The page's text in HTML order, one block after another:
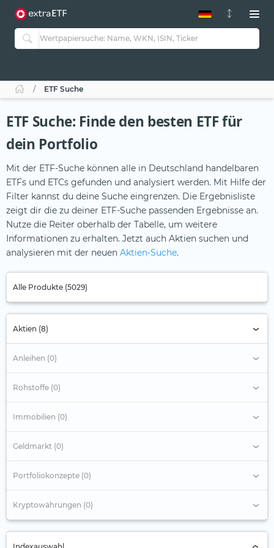
ETF-Guide 2.0
Guide Aktive ETFs
ETF-Sparpläne
ETF Suche
ETF Suche: Finde den besten ETF für
dein Portfolio
Mit der ETF-Suche können alle in Deutschland handelbaren
ETFs und ETCs gefunden und analysiert werden. Mit Hilfe der
Filter kannst du deine Suche eingrenzen. Die Ergebnisliste
zeigt dir die zu deiner ETF-Suche passenden Ergebnisse an.
Nutze die Reiter oberhalb der Tabelle, um weitere
Informationen zu erhalten. Jetzt auch Aktien suchen und
analysieren mit der neuen Aktien-Suche.
Alle Produkte (5029)
Aktien (8)
Anleihen (0)
Rohstoffe (0)
Immobilien (0)
Geldmarkt (0)
Portfoliokonzepte (0)
Kryptowährungen (0)